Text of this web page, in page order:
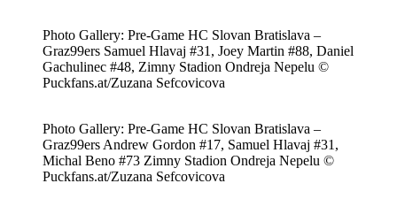
Photo Gallery: Pre-Game HC Slovan Bratislava –
Graz99ers Samuel Hlavaj #31, Joey Martin #88, Daniel
Gachulinec #48, Zimny Stadion Ondreja Nepelu ©
Puckfans.at/Zuzana Sefcovicova
Photo Gallery: Pre-Game HC Slovan Bratislava –
Graz99ers Andrew Gordon #17, Samuel Hlavaj #31,
Michal Beno #73 Zimny Stadion Ondreja Nepelu ©
Puckfans.at/Zuzana Sefcovicova